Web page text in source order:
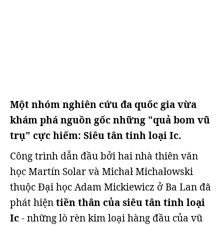
Một nhóm nghiên cứu đa quốc gia vừa
khám phá nguồn gốc những "quả bom vũ
trụ" cực hiếm: Siêu tân tinh loại Ic.
Công trình dẫn đầu bởi hai nhà thiên văn
học Martín Solar và Michał Michałowski
thuộc Đại học Adam Mickiewicz ở Ba Lan đã
phát hiệntiền thân của siêu tân tinh loại
Ic- những lò rèn kim loại hàng đầu của vũ